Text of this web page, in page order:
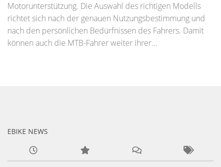
Motorunterstützung. Die Auswahl des richtigen Modells
richtet sich nach der genauen Nutzungsbestimmung und
nach den persönlichen Bedürfnissen des Fahrers. Damit
können auch die MTB-Fahrer weiter ihrer...
EBIKE NEWS